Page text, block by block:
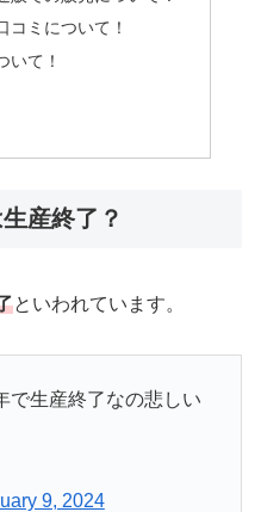
コミについて！
いて！
産終了？
といわれています。
で生産終了なの悲しい
9, 2024